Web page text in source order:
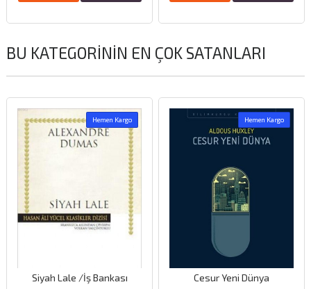
BU KATEGORININ EN ÇOK SATANLARI
Hemen Kargo
Siyah Lale /İş Bankası
Hemen Kargo
Cesur Yeni Dünya